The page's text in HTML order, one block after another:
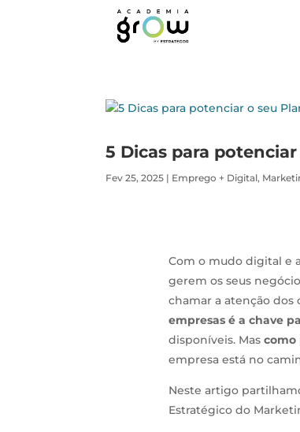
5 Dicas para
Fev 25, 2025 | Emprego + Digital,
Com o mudo digital e
gerem os seus
chamar a atenção dos
empresas é a chave
disponíveis. Mas como
empresa está no
Neste artigo
Estratégico do